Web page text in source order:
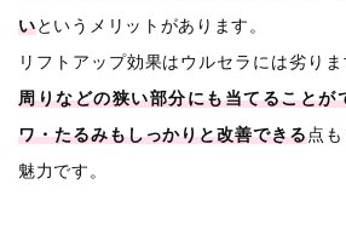
いというメリットがあります。
リフトアップ効果はウルセラには劣りま
周りなどの狭い部分にも当てることが
ワ・たるみもしっかりと改善できる点
魅力です。